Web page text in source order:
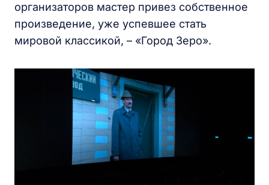
организаторов мастер привез собственное
произведение, уже успевшее стать
мировой классикой, – «Город Зеро».